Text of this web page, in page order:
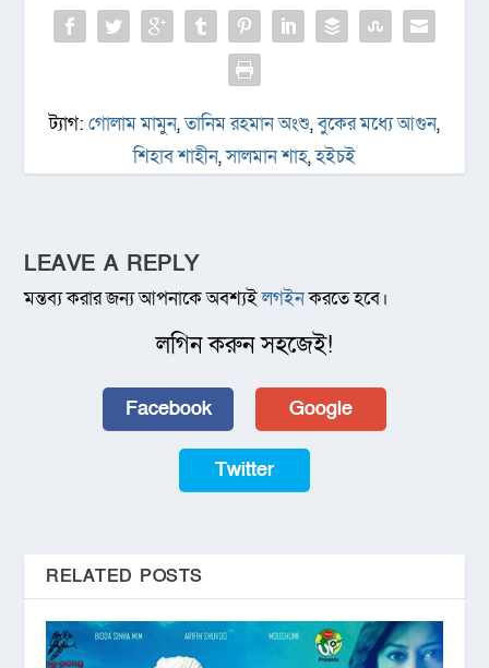
ট্যাগ: গোলাম মামুন,তানিম রহমান অংশু,বুকের মধ্যে আগুন,
শিহাব শাহীন,সালমান শাহ,হইচই
LEAVE A REPLY
মন্তব্য করার জন্য আপনাকে অবশ্যইলগইনকরতে হবে।
লগিন করুন সহজেই!
Facebook Google
Twitter
RELATED POSTS